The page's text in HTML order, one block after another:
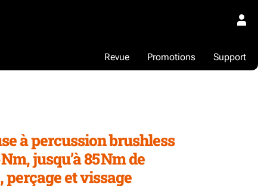
Support
Promotions
Revue
à percussion brushless
jusqu’à 85 Nm de
perçage et vissage